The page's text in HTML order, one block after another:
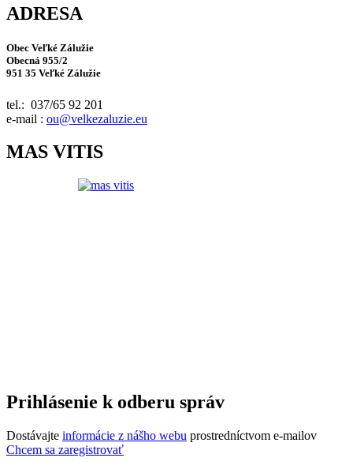
ADRESA
Obec Veľké Zálužie
Obecná 955/2
951 35 Veľké Zálužie
tel.: 037/65 92 201
e-mail : ou@velkezaluzie.eu
MAS VITIS
Prihlásenie k odberu správ
Dostávajte informácie z nášho webu prostredníctvom e-mailov
Chcem sa zaregistrovať